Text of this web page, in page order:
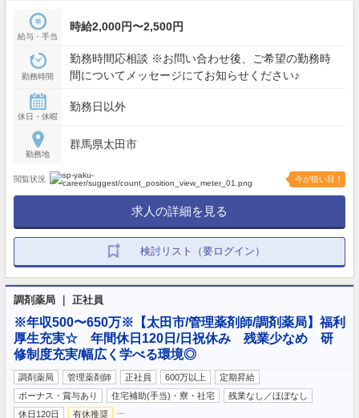
給与・手当
時給2,000円〜2,500円
勤務時間
勤務時間応相談 ※お問い合わせ後、ご希望の勤務時
間についてメッセージにてお知らせください♪
休日・休暇
勤務日以外
勤務地
群馬県太田市
閲覧状況 今が狙い目！
求人の詳細を見る
検討リスト（要ログイン）
調剤薬局 ｜ 正社員
※年収500〜650万※【太田市/管理薬剤師/調剤薬局】福利
厚生充実☆ 年間休日120日/日祝休み 残業少なめ 研
修制度充実/幅広く学べる環境◎
調剤薬局 管理薬剤師 正社員 600万以上
定期昇給
ボーナス・賞与あり
住宅補助(手当)・寮・社宅
残業なし／ほぼなし
休日120日
有休推奨